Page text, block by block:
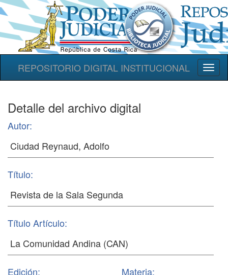
REPOSITORIO DIGITAL INSTITUCIONAL
Detalle del archivo digital
Autor:
Título:
Título Artículo:
Edición: Materia: